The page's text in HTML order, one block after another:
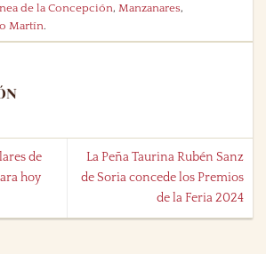
de la Concepción,Manzanares,
Martín.
de
hoy
La Peña Taurina Rubén Sanz
de Soria concede los Premios
de la Feria 2024